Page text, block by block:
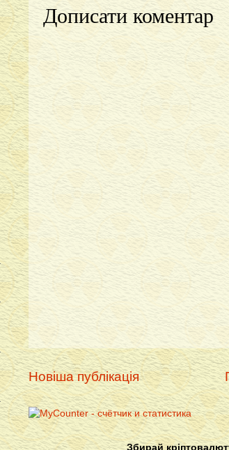
Дописати коментар
Новіша публікація
Збирай